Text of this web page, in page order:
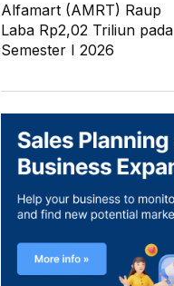
Alfamart (AMRT) Raup
Laba Rp2,02 Triliun pada
Semester I 2026